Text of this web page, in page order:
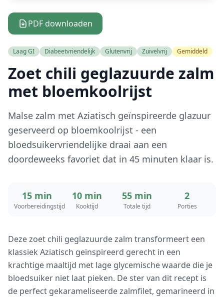
PDF downloaden
Laag GI Diabeetvriendelijk Glutenvrij Zuivelvrij Gemiddeld
Zoet chili geglazuurde zalm
met bloemkoolrijst
Malse zalm met Aziatisch geïnspireerde glazuur
geserveerd op bloemkoolrijst - een
bloedsuikervriendelijke draai aan een
doordeweeks favoriet dat in 45 minuten klaar is.
15 min
Voorbereidingstijd
10 min
Kooktijd
55 min
Totale tijd
2
Porties
Deze zoet chili geglazuurde zalm transformeert een
klassiek Aziatisch geïnspireerd gerecht in een
krachtige maaltijd met lage glycemische waarde die je
bloedsuiker niet laat pieken. De ster van dit recept is
de perfect gekarameliseerde zalmfilet, gemarineerd in